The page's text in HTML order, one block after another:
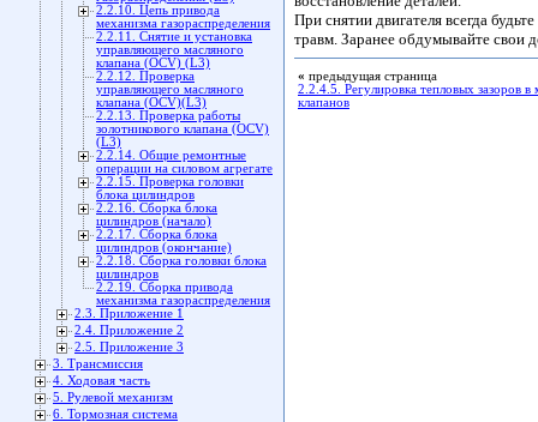
2.2.10. Цепь привода
механизма газораспределения
2.2.11. Снятие и установка
управляющего масляного
клапана (OCV) (L3)
2.2.12. Проверка
управляющего масляного
клапана (OCV)(L3)
2.2.13. Проверка работы
золотникового клапана (OCV)
(L3)
2.2.14. Общие ремонтные
операции на силовом агрегате
2.2.15. Проверка головки
блока цилиндров
2.2.16. Сборка блока
цилиндров (начало)
2.2.17. Сборка блока
цилиндров (окончание)
2.2.18. Сборка головки блока
цилиндров
2.2.19. Сборка привода
механизма газораспределения
2.3. Приложение 1
2.4. Приложение 2
2.5. Приложение 3
3. Трансмиссия
4. Ходовая часть
5. Рулевой механизм
6. Тормозная система
При снятии двигателя всегда
травм. Заранее обдумывайте свои
« предыдущая страница
2.2.4.5. Регулировка тепловых зазоров в
клапанов